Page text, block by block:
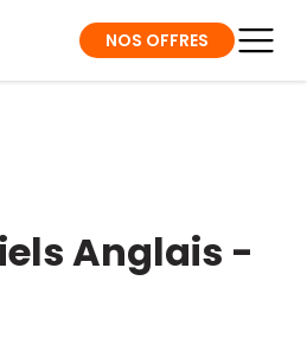
NOS OFFRES
Anglais -